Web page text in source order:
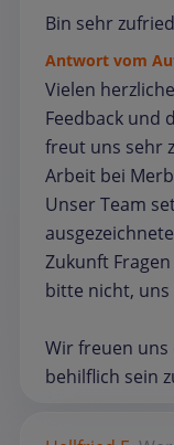
Bin sehr
Antwort vom
Vielen
Feedback und
freut uns sehr
Arbeit bei
Unser Team
Zukunft
bitte nicht,
Wir freuen
behilflich sein